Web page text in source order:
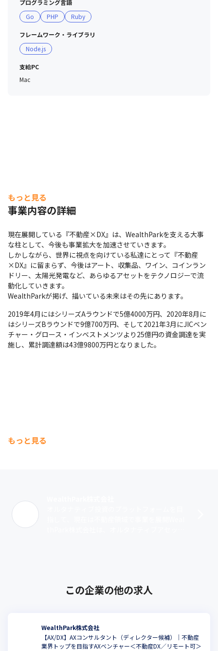
プログラミング言語
Go
PHP Ruby
フレームワーク・ライブラリ
Node.js
支給PC
Mac
もっと見る
事業内容の詳細
現在展開している『不動産×DX』は、WealthParkを支える大事
な柱として、今後も事業拡大を加速させていきます。
しかしながら、世界に視点を向けている私達にとって『不動産
×DX』に留まらず、今後はアート、収集品、ワイン、コインラン
ドリー、太陽光発電など、あらゆるアセットをテクノロジーで流
動化していきます。
WealthParkが掲げ、描いている未来はその先にあります。
2019年4月にはシリーズAラウンドで5億4000万円、2020年8月に
はシリーズBラウンドで9億700万円、そして2021年3月にJICベン
チャー・グロース・インベストメンツより25億円の資金調達を実
施し、累計調達額は43億9800万円となりました。
もっと見る
この企業の他の求人
WealthPark株式会社
【AX/DX】AXコンサルタント（ディレクター候補）｜不動産
業界トップを目指すAXベンチャー＜不動産DX／リモート可＞